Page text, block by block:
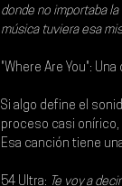
donde no importaba
música tuviera esa
"Where Are You":
Si algo define el
proceso casi onírico,
Esa canción tiene
54 Ultra: Te voy a